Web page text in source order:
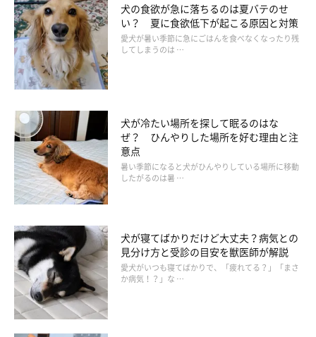
飼い主さんに「おやつちょうだい」の視線を送る、ちゅーいちゃん（写真
左）とはんくん（写真右）
@chuui20210319
ここからは、はんくんの行動から読み取れる心理などについて、
いぬのきもち獣医師相談室の岡本りさ先生
す。
――はんくんはお留守番中、同居犬のちゅーいちゃんに向かっ
て、お腹を見せて甘えるようなしぐさをしていたそうです。はん
くんの行動からはどのような心理が読み取れますか？
犬の食欲が急に落ちるのは夏バテのせ
い？ 夏に食欲低下が起こる原因と対策
愛犬が暑い季節に急にごはんを食べなくなったり残
してしまうのは …
犬が冷たい場所を探して眠るのはな
ぜ？ ひんやりした場所を好む理由と注
意点
暑い季節になると犬がひんやりしている場所に移動
したがるのは暑 …
犬が寝てばかりだけど大丈夫？病気との
見分け方と受診の目安を獣医師が解説
愛犬がいつも寝てばかりで、「疲れてる？」「まさ
か病気！？」な …